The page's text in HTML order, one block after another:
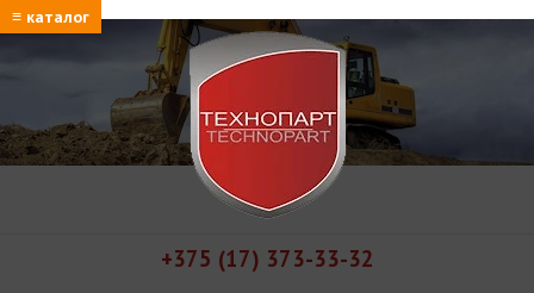
≡ каталог
+375 (17) 373-33-32